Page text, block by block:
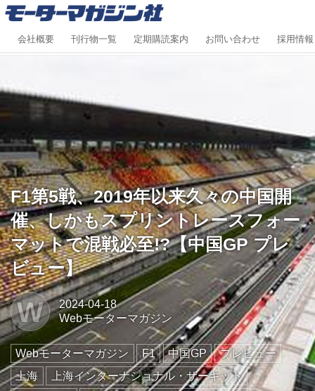
会社概要 刊行物一覧 定期購読案内 お問い合わせ 採用情報
F1第5戦、2019年以来久々の中国開
催、しかもスプリントレースフォー
マットで混戦必至!?【中国GP プレ
ビュー】
W
2024-04-18
Webモーターマガジン
Webモーターマガジン F1 中国GP
プレビュー
上海
上海インターナショナル・サーキット